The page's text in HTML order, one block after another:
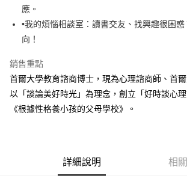
應。
•我的煩惱相談室：讀書交友、找興趣很困
向！
銷售重點
首爾大學教育諮商博士，現為心理諮商師、首
以「談論美好時光」為理念，創立「好時談心
《根據性格養小孩的父母學校》。
詳細說明 相